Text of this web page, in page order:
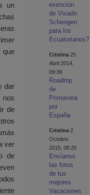
un
que
dar
de
ver
de
exención
de Visado
Schengen
para los
Ecuatorianos?
Cristina 25
Abril 2014,
09:39
Roadtrip
de
Primavera
por
España
Cristina 2
Octubre
2015, 08:25
Envíanos
las fotos
de tus
mejores
Vacaciones